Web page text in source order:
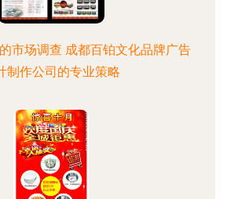
市场调查 成都百铂文化品牌广告
制作公司的专业策略